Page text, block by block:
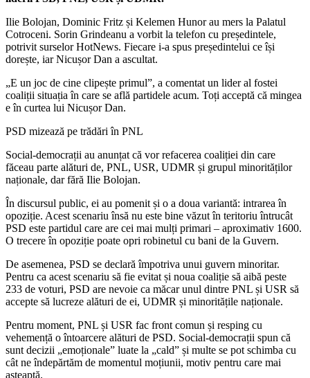
Ilie Bolojan, Dominic Fritz și Kelemen Hunor au mers la Palatul
Cotroceni. Sorin Grindeanu a vorbit la telefon cu președintele,
potrivit surselor HotNews. Fiecare i-a spus președintelui ce își
dorește, iar Nicușor Dan a ascultat.
„E un joc de cine clipește primul”, a comentat un lider al fostei
coaliții situația în care se află partidele acum. Toți acceptă că mingea
e în curtea lui Nicușor Dan.
PSD mizează pe trădări în PNL
Social-democrații au anunțat că vor refacerea coaliției din care
făceau parte alături de, PNL, USR, UDMR și grupul minorităților
naționale, dar fără Ilie Bolojan.
În discursul public, ei au pomenit și o a doua variantă: intrarea în
opoziție. Acest scenariu însă nu este bine văzut în teritoriu întrucât
PSD este partidul care are cei mai mulți primari – aproximativ 1600.
O trecere în opoziție poate opri robinetul cu bani de la Guvern.
De asemenea, PSD se declară împotriva unui guvern minoritar.
Pentru ca acest scenariu să fie evitat și noua coaliție să aibă peste
233 de voturi, PSD are nevoie ca măcar unul dintre PNL și USR să
accepte să lucreze alături de ei, UDMR și minoritățile naționale.
Pentru moment, PNL și USR fac front comun și resping cu
vehemență o întoarcere alături de PSD. Social-democrații spun că
sunt decizii „emoționale” luate la „cald” și multe se pot schimba cu
cât ne îndepărtăm de momentul moțiunii, motiv pentru care mai
așteaptă.